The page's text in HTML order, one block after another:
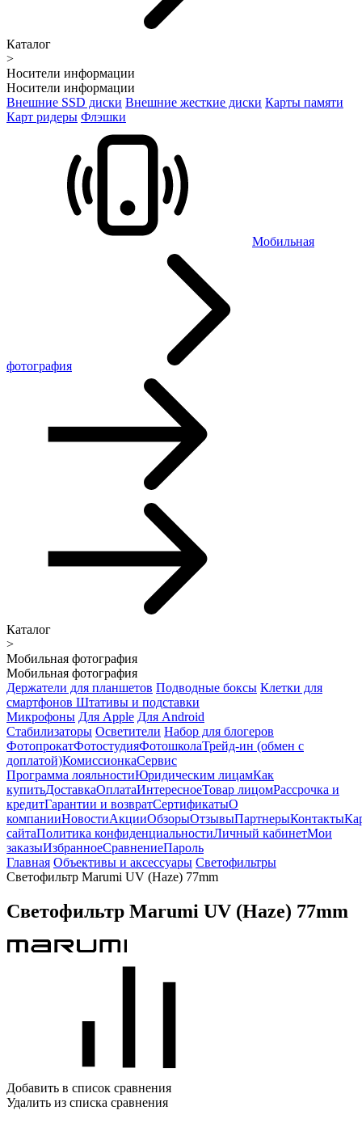
Каталог
>
Носители информации
Носители информации
Внешние SSD диски Внешние жесткие диски Карты памяти
Карт ридеры Флэшки
Мобильная
фотография
Каталог
>
Мобильная фотография
Мобильная фотография
Держатели для планшетов Подводные боксы Клетки для
смартфонов Штативы и подставки
Микрофоны Для Apple Для Android
Стабилизаторы Осветители Набор для блогеров
ФотопрокатФотостудияФотошколаТрейд-ин (обмен с
доплатой)КомиссионкаСервис
Программа лояльностиЮридическим лицамКак
купитьДоставкаОплатаИнтересноеТовар лицомРассрочка и
кредитГарантии и возвратСертификатыО
компанииНовостиАкцииОбзорыОтзывыПартнерыКонтакты
сайтаПолитика конфиденциальностиЛичный кабинетМои
заказыИзбранноеСравнениеПароль
Главная Объективы и аксессуары Светофильтры
Светофильтр Marumi UV (Haze) 77mm
Светофильтр Marumi UV (Haze) 77mm
Добавить в список сравнения
Удалить из списка сравнения